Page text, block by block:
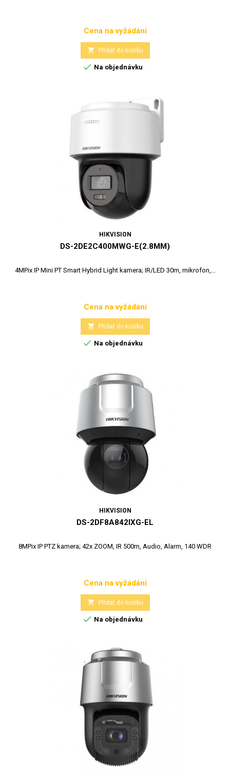
Cena
Cena na vyžádání
 Přidat do košíku
 Na objednávku
HIKVISION
DS-2DE2C400MWG-E(2.8MM)
4MPix IP Mini PT Smart Hybrid Light kamera; IR/LED 30m, mikrofon,...
Cena
Cena na vyžádání
 Přidat do košíku
 Na objednávku
HIKVISION
DS-2DF8A842IXG-EL
8MPix IP PTZ kamera; 42x ZOOM, IR 500m, Audio, Alarm, 140 WDR
Cena
Cena na vyžádání
 Přidat do košíku
 Na objednávku